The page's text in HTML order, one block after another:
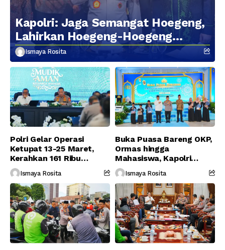
Kapolri: Jaga Semangat Hoegeng,
Lahirkan Hoegeng-Hoegeng
Berikutnya
Ismaya Rosita
Polri Gelar Operasi
Ketupat 13-25 Maret,
Kerahkan 161 Ribu
Personel Gabungan
Ismaya Rosita
Buka Puasa Bareng OKP,
Ormas hingga
Mahasiswa, Kapolri
Serukan Jaga
Persatuan-Dukung
Program Pemerintah
Ismaya Rosita